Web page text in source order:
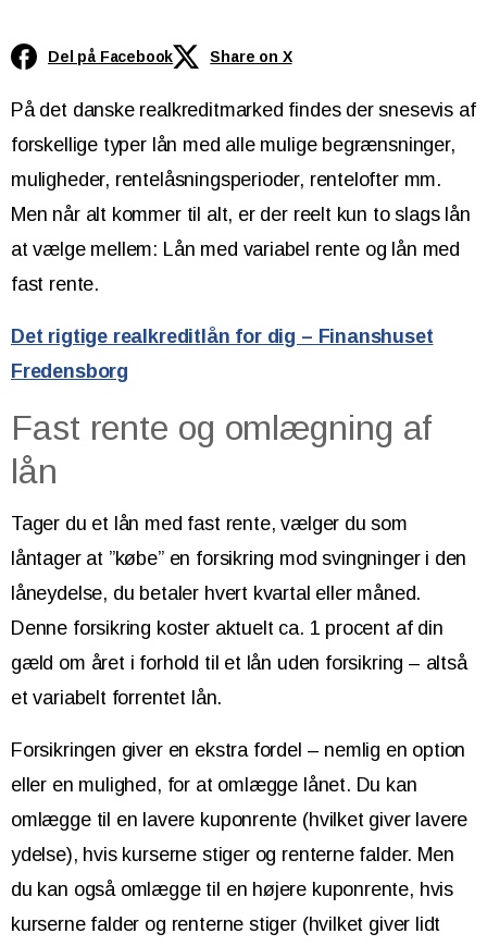
Del på Facebook Share on X
På det danske realkreditmarked findes der snesevis af
forskellige typer lån med alle mulige begrænsninger,
muligheder, rentelåsningsperioder, rentelofter mm.
Men når alt kommer til alt, er der reelt kun to slags lån
at vælge mellem: Lån med variabel rente og lån med
fast rente.
Det rigtige realkreditlån for dig – Finanshuset
Fredensborg
Fast rente og omlægning af
lån
Tager du et lån med fast rente, vælger du som
låntager at ”købe” en forsikring mod svingninger i den
låneydelse, du betaler hvert kvartal eller måned.
Denne forsikring koster aktuelt ca. 1 procent af din
gæld om året i forhold til et lån uden forsikring – altså
et variabelt forrentet lån.
Forsikringen giver en ekstra fordel – nemlig en option
eller en mulighed, for at omlægge lånet. Du kan
omlægge til en lavere kuponrente (hvilket giver lavere
ydelse), hvis kurserne stiger og renterne falder. Men
du kan også omlægge til en højere kuponrente, hvis
kurserne falder og renterne stiger (hvilket giver lidt